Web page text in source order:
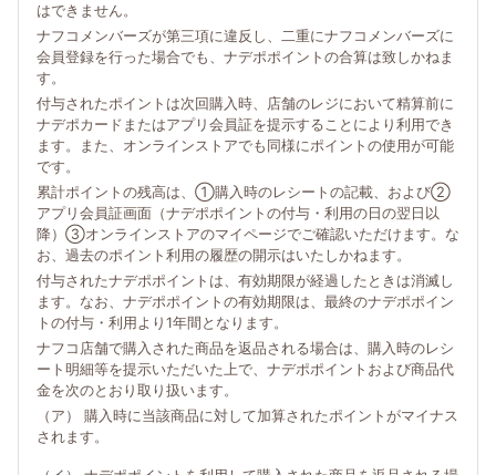
はできません。
ナフコメンバーズが第三項に違反し、二重にナフコメンバーズに
会員登録を行った場合でも、ナデポポイントの合算は致しかねま
す。
付与されたポイントは次回購入時、店舗のレジにおいて精算前に
ナデポカードまたはアプリ会員証を提示することにより利用でき
ます。また、オンラインストアでも同様にポイントの使用が可能
です。
累計ポイントの残高は、①購入時のレシートの記載、および②
アプリ会員証画面（ナデポポイントの付与・利用の日の翌日以
降）③オンラインストアのマイページでご確認いただけます。な
お、過去のポイント利用の履歴の開示はいたしかねます。
付与されたナデポポイントは、有効期限が経過したときは消滅し
ます。なお、ナデポポイントの有効期限は、最終のナデポポイン
トの付与・利用より1年間となります。
ナフコ店舗で購入された商品を返品される場合は、購入時のレシ
ート明細等を提示いただいた上で、ナデポポイントおよび商品代
金を次のとおり取り扱います。
（ア） 購入時に当該商品に対して加算されたポイントがマイナス
されます。